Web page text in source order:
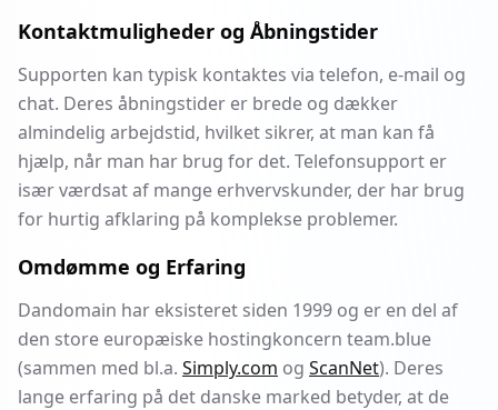
Kontaktmuligheder og Åbningstider
Supporten kan typisk kontaktes via telefon, e-mail og
chat. Deres åbningstider er brede og dækker
almindelig arbejdstid, hvilket sikrer, at man kan få
hjælp, når man har brug for det. Telefonsupport er
især værdsat af mange erhvervskunder, der har brug
for hurtig afklaring på komplekse problemer.
Omdømme og Erfaring
Dandomain har eksisteret siden 1999 og er en del af
den store europæiske hostingkoncern team.blue
(sammen med bl.a. Simply.com og ScanNet). Deres
lange erfaring på det danske marked betyder, at de